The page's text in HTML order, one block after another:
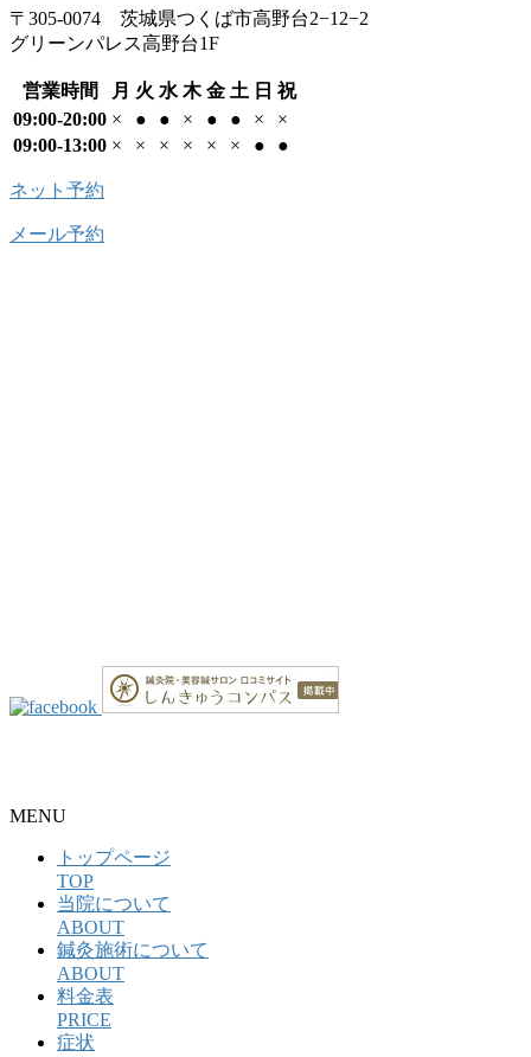
〒305-0074 茨城県つくば市高野台2−12−2
グリーンパレス高野台1F
営業時間 月 火 水 木 金 土 日 祝
09:00-20:00 × ● ● × ● ● ×
×
09:00-13:00 × × × × × × ● ●
ネット予約
メール予約
MENU
トップページ
TOP
当院について
ABOUT
鍼灸施術について
ABOUT
料金表
PRICE
症状